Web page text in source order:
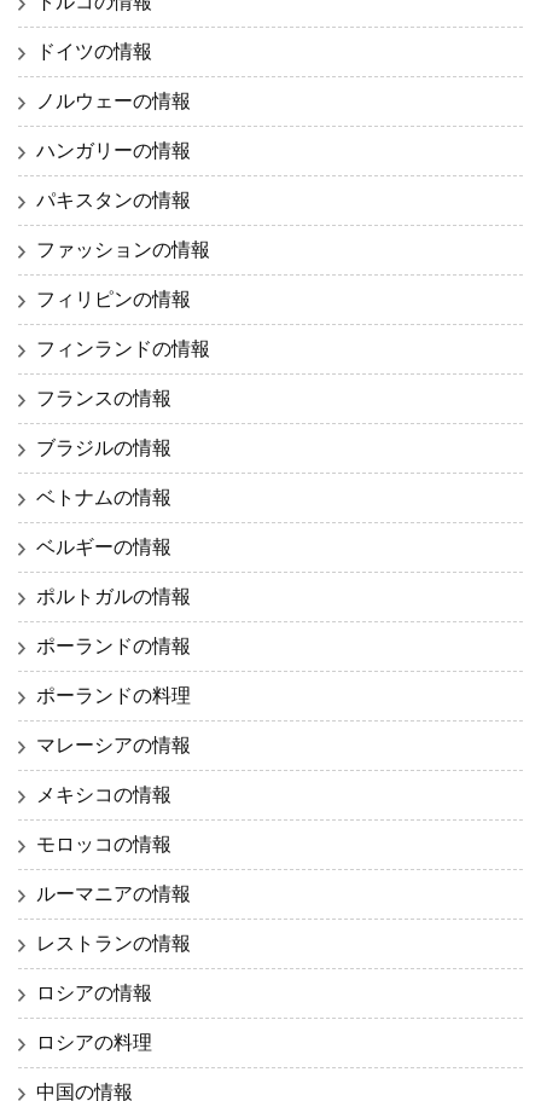
ドイツの情報
ノルウェーの情報
ハンガリーの情報
パキスタンの情報
ファッションの情報
フィリピンの情報
フィンランドの情報
フランスの情報
ブラジルの情報
ベトナムの情報
ベルギーの情報
ポルトガルの情報
ポーランドの情報
ポーランドの料理
マレーシアの情報
メキシコの情報
モロッコの情報
ルーマニアの情報
レストランの情報
ロシアの情報
ロシアの料理
中国の情報